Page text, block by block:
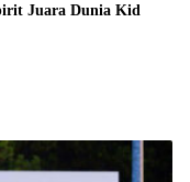
Juara Dunia Kid